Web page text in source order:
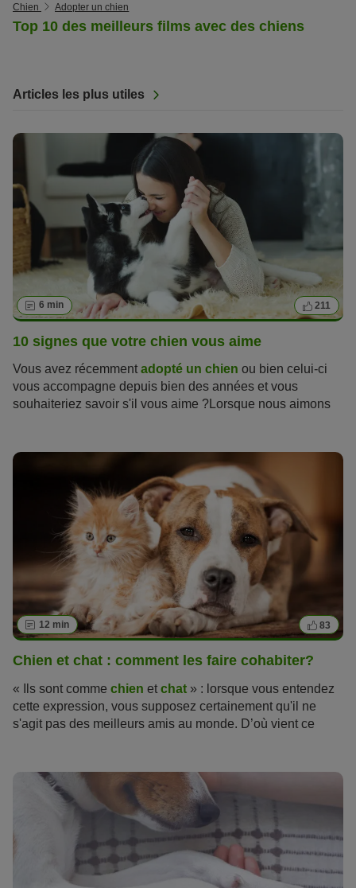
Chien Adopter un chien
Top 10 des meilleurs films avec des chiens
Articles les plus utiles
6 min 211
10 signes que votre chien vous aime
Vous avez récemmentadopté un chien ou bien celui-ci
vous accompagne depuis bien des années et vous
souhaiteriez savoir s'il vous aime ?Lorsque nous aimons
voulions pouvoir lire les signes par lesquels nos amis
canins nous montrent qu'ils nous aiment. Mais
ont des moyens différents des nôtres de montrer leur
, et ils ne peuvent pas exprimer « je t'aime » avec
des mots. Mais ils trouvent d'autres façons de nous
montrer à quel point ils nous aiment, et il est plus facile
que vous ne le pensez de reconnaître ces signes. La
capacité de comprendre le langage de nos chiens bien-
aimés sommeille en chacun de nous.
12 min 83
Chien et chat : comment les faire cohabiter?
« Ils sont comme chien et chat » : lorsque vous entendez
cette expression, vous supposez certainement qu'il ne
s'agit pas des meilleurs amis au monde. D’où vient ce
malentendus ? Est-il possible pour un chien et un chat de
vivre dans la même maison et d'être heureux ainsi ? A
première vue, la cohabitation entre chien et chat
présage rien de facile, mais en suivant les conseils de
votre Magazine zooplus, vos efforts et ceux de vos
compagnons porteront rapidement leurs fruits !